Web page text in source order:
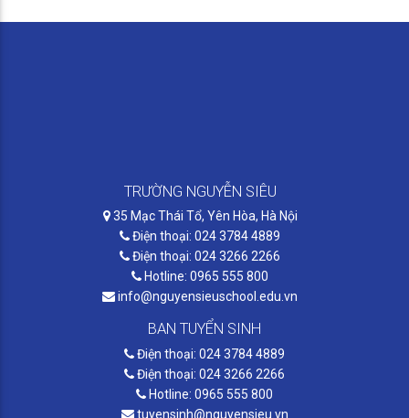
TRƯỜNG NGUYỄN SIÊU
35 Mạc Thái Tổ, Yên Hòa, Hà Nội
Điện thoại: 024 3784 4889
Điện thoại: 024 3266 2266
Hotline: 0965 555 800
info@nguyensieuschool.edu.vn
BAN TUYỂN SINH
Điện thoại: 024 3784 4889
Điện thoại: 024 3266 2266
Hotline: 0965 555 800
tuyensinh@nguyensieu.vn